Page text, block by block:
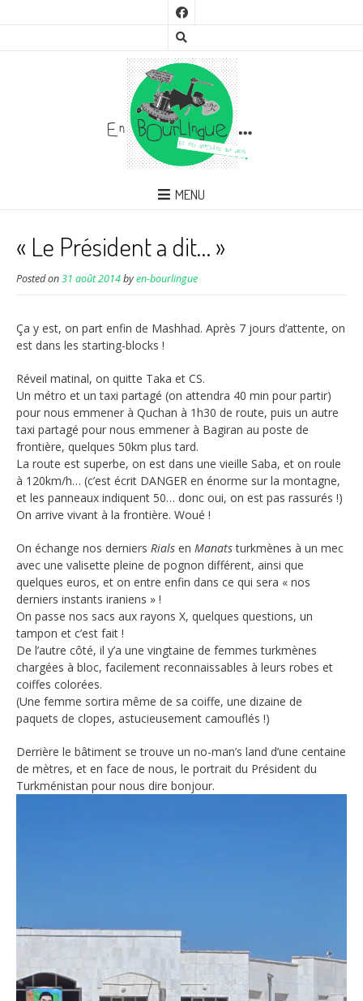
MENU
« Le Président a dit… »
Posted on31 août 2014byen-bourlingue
Ça y est, on part enfin de Mashhad. Après 7 jours d’attente, on
est dans les starting-blocks !
Réveil matinal, on quitte Taka et CS.
Un métro et un taxi partagé (on attendra 40 min pour partir)
pour nous emmener à Quchan à 1h30 de route, puis un autre
taxi partagé pour nous emmener à Bagiran au poste de
frontière, quelques 50km plus tard.
La route est superbe, on est dans une vieille Saba, et on roule
à 120km/h… (c’est écrit DANGER en énorme sur la montagne,
et les panneaux indiquent 50… donc oui, on est pas rassurés !)
On arrive vivant à la frontière. Woué !
On échange nos derniers Rials en Manatsturkmènes à un mec
avec une valisette pleine de pognon différent, ainsi que
quelques euros, et on entre enfin dans ce qui sera « nos
derniers instants iraniens » !
On passe nos sacs aux rayons X, quelques questions, un
tampon et c’est fait !
De l’autre côté, il y’a une vingtaine de femmes turkmènes
chargées à bloc, facilement reconnaissables à leurs robes et
coiffes colorées.
(Une femme sortira même de sa coiffe, une dizaine de
paquets de clopes, astucieusement camouflés !)
Derrière le bâtiment se trouve un no-man’s land d’une centaine
de mètres, et en face de nous, le portrait du Président du
Turkménistan pour nous dire bonjour.